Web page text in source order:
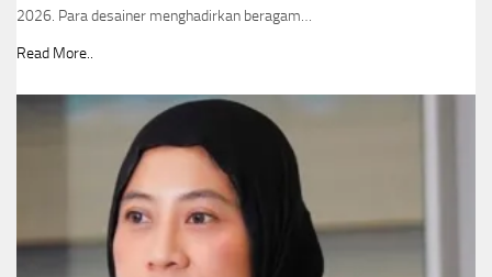
2026. Para desainer menghadirkan beragam…
Read More..